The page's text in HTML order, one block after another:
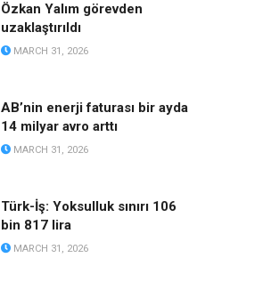
Özkan Yalım görevden
uzaklaştırıldı
MARCH 31, 2026
AB’nin enerji faturası bir ayda
14 milyar avro arttı
MARCH 31, 2026
Türk-İş: Yoksulluk sınırı 106
bin 817 lira
MARCH 31, 2026